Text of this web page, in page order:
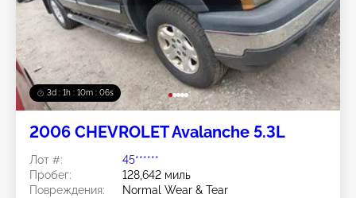
3d : 1h : 10m : 03s
2006 CHEVROLET Avalanche 5.3L
Лот #:
45******
Пробег:
128,642 миль
Повреждения:
Normal Wear & Tear